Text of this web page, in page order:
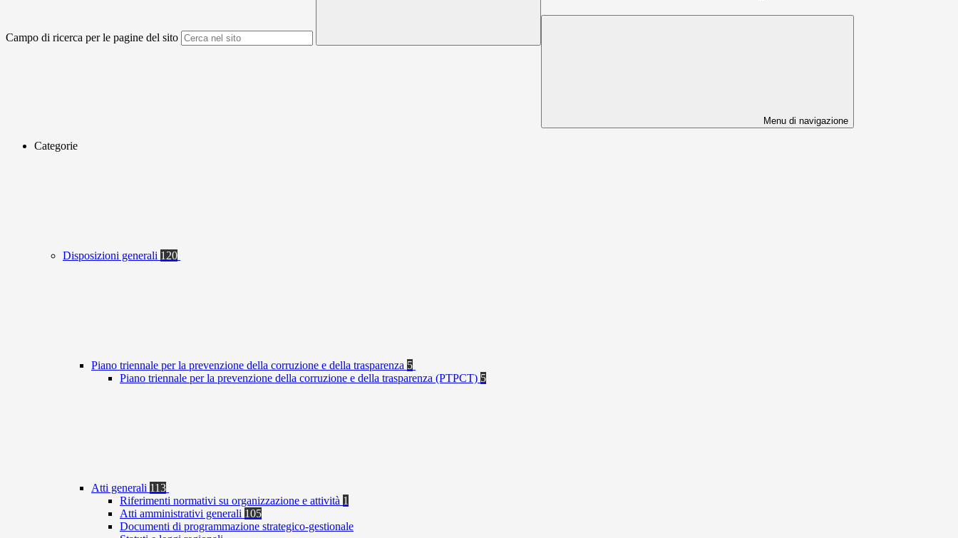
Campo di ricerca per le pagine del sito
Menu di navigazione
Categorie
Disposizioni generali 120
Piano triennale per la prevenzione della corruzione e della trasparenza 5
Piano triennale per la prevenzione della corruzione e della trasparenza (PTPCT) 5
Atti generali 113
Riferimenti normativi su organizzazione e attività 1
Atti amministrativi generali 105
Documenti di programmazione strategico-gestionale